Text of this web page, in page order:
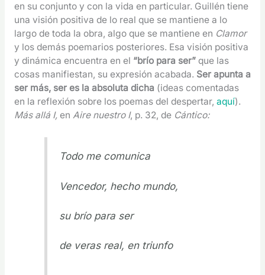
en su conjunto y con la vida en particular. Guillén tiene
una visión positiva de lo real que se mantiene a lo
largo de toda la obra, algo que se mantiene en Clamor
y los demás poemarios posteriores. Esa visión positiva
y dinámica encuentra en el “brío para ser”que las
cosas manifiestan, su expresión acabada. Ser apunta a
ser más, ser es la absoluta dicha (ideas comentadas
en la reflexión sobre los poemas del despertar, aquí).
Más allá I,en Aire nuestro I, p. 32, de Cántico:
Todo me comunica
Vencedor, hecho mundo,
su brío para ser
de veras real, en triunfo